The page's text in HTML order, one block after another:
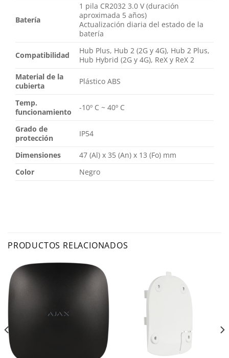
Batería
1 pila CR2032 3.0 V (duración
aproximada 5 años)
Actualización diaria del estado de la
batería
Compatibilidad
Hub Plus, Hub 2 (2G y 4G), Hub 2 Plus,
Hub Hybrid (2G y 4G), ReX y ReX 2
Material de la
cubierta
Plástico ABS
Temp.
funcionamiento
-10º C ~ 40º C
Grado de
protección
IP54
Dimensiones
47 (Al) x 35 (An) x 13 (Fo) mm
Color
Negro
PRODUCTOS RELACIONADOS